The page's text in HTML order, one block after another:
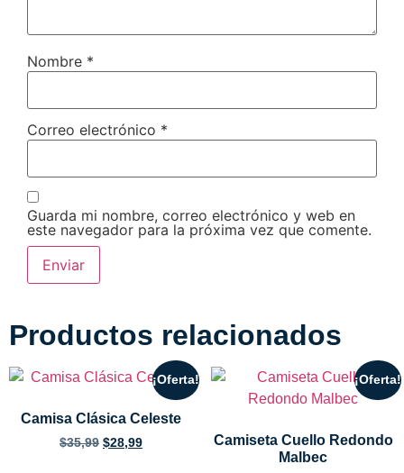
Nombre *
Correo electrónico *
Guarda mi nombre, correo electrónico y web en
este navegador para la próxima vez que comente.
Productos relacionados
¡Oferta!
Camisa Clásica Celeste
$35,99 $28,99
¡Oferta!
Camiseta Cuello Redondo
Malbec